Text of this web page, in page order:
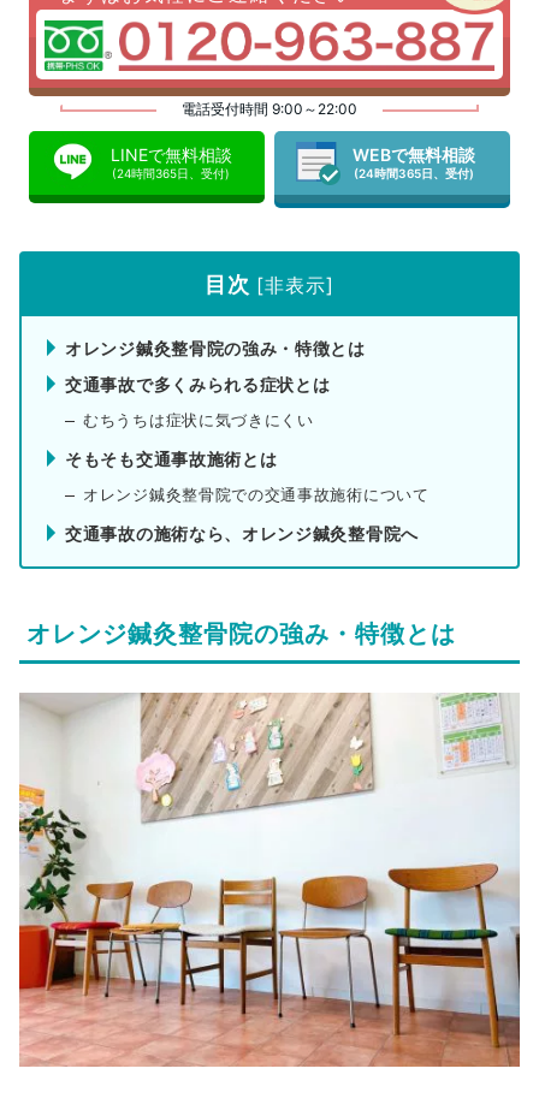
電話受付時間 9:00～22:00
LINEで無料相談
(24時間365日、受付)
WEBで無料相談
(24時間365日、受付)
目次 [非表示]
オレンジ鍼灸整骨院の強み・特徴とは
交通事故で多くみられる症状とは
むちうちは症状に気づきにくい
そもそも交通事故施術とは
オレンジ鍼灸整骨院での交通事故施術について
交通事故の施術なら、オレンジ鍼灸整骨院へ
オレンジ鍼灸整骨院の強み・特徴とは